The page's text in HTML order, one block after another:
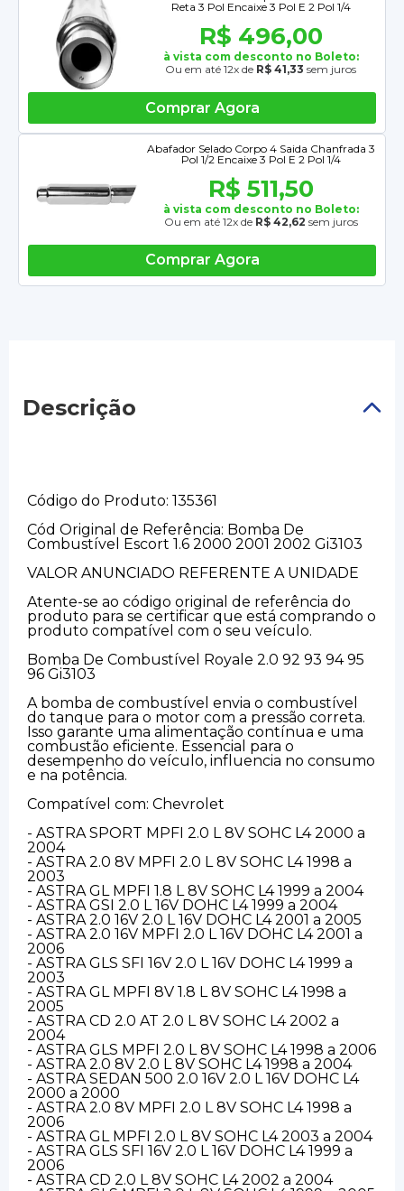
Reta 3 Pol Encaixe 3 Pol E 2 Pol 1/4
R$ 496,00
à vista com desconto no Boleto:
Ou em até 12x de R$ 41,33 sem juros
Comprar Agora
Abafador Selado Corpo 4 Saida Chanfrada 3
Pol 1/2 Encaixe 3 Pol E 2 Pol 1/4
R$ 511,50
à vista com desconto no Boleto:
Ou em até 12x de R$ 42,62 sem juros
Comprar Agora
Descrição
Código do Produto: 135361
Cód Original de Referência: Bomba De
Combustível Escort 1.6 2000 2001 2002 Gi3103
VALOR ANUNCIADO REFERENTE A UNIDADE
Atente-se ao código original de referência do
produto para se certificar que está comprando o
produto compatível com o seu veículo.
Bomba De Combustível Royale 2.0 92 93 94 95
96 Gi3103
A bomba de combustível envia o combustível
do tanque para o motor com a pressão correta.
Isso garante uma alimentação contínua e uma
combustão eficiente. Essencial para o
desempenho do veículo, influencia no consumo
e na potência.
Compatível com: Chevrolet
- ASTRA SPORT MPFI 2.0 L 8V SOHC L4 2000 a
2004
- ASTRA 2.0 8V MPFI 2.0 L 8V SOHC L4 1998 a
2003
- ASTRA GL MPFI 1.8 L 8V SOHC L4 1999 a 2004
- ASTRA GSI 2.0 L 16V DOHC L4 1999 a 2004
- ASTRA 2.0 16V 2.0 L 16V DOHC L4 2001 a 2005
- ASTRA 2.0 16V MPFI 2.0 L 16V DOHC L4 2001 a
2006
- ASTRA GLS SFI 16V 2.0 L 16V DOHC L4 1999 a
2003
- ASTRA GL MPFI 8V 1.8 L 8V SOHC L4 1998 a
2005
- ASTRA CD 2.0 AT 2.0 L 8V SOHC L4 2002 a
2004
- ASTRA GLS MPFI 2.0 L 8V SOHC L4 1998 a 2006
- ASTRA 2.0 8V 2.0 L 8V SOHC L4 1998 a 2004
- ASTRA SEDAN 500 2.0 16V 2.0 L 16V DOHC L4
2000 a 2000
- ASTRA 2.0 8V MPFI 2.0 L 8V SOHC L4 1998 a
2006
- ASTRA GL MPFI 2.0 L 8V SOHC L4 2003 a 2004
- ASTRA GLS SFI 16V 2.0 L 16V DOHC L4 1999 a
2006
- ASTRA CD 2.0 L 8V SOHC L4 2002 a 2004